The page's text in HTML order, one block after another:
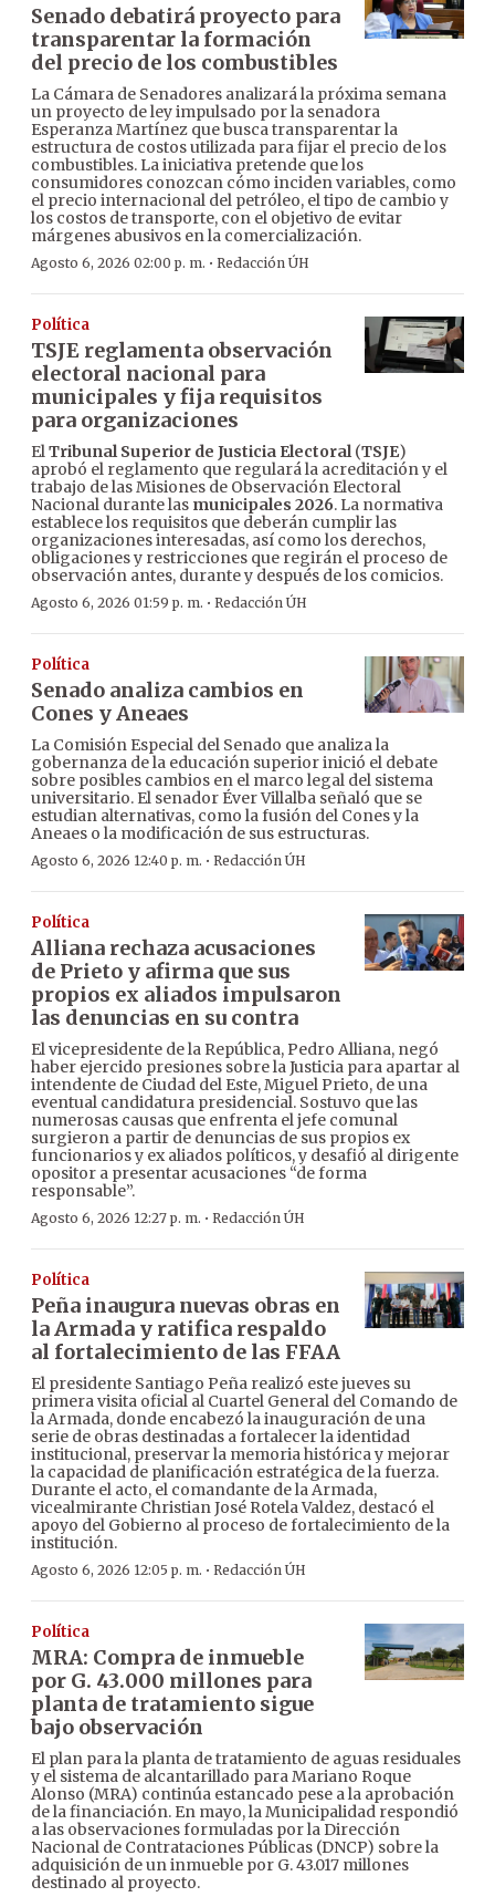
Senado debatirá proyecto para
transparentar la formación
del precio de los combustibles
La Cámara de Senadores analizará la próxima semana
un proyecto de ley impulsado por la senadora
Esperanza Martínez que busca transparentar la
estructura de costos utilizada para fijar el precio de los
combustibles. La iniciativa pretende que los
consumidores conozcan cómo inciden variables, como
el precio internacional del petróleo, el tipo de cambio y
los costos de transporte, con el objetivo de evitar
márgenes abusivos en la comercialización.
Agosto 6, 2026 02:00 p. m. · Redacción ÚH
Política
TSJE reglamenta observación
electoral nacional para
municipales y fija requisitos
para organizaciones
ElTribunal Superior de Justicia Electoral(TSJE)
aprobó el reglamento que regulará la acreditación y el
trabajo de las Misiones de Observación Electoral
Nacional durante las municipales 2026. La normativa
establece los requisitos que deberán cumplir las
organizaciones interesadas, así como los derechos,
obligaciones y restricciones que regirán el proceso de
observación antes, durante y después de los comicios.
Agosto 6, 2026 01:59 p. m. · Redacción ÚH
Política
Senado analiza cambios en
Cones y Aneaes
La Comisión Especial del Senado que analiza la
gobernanza de la educación superior inició el debate
sobre posibles cambios en el marco legal del sistema
universitario. El senador Éver Villalba señaló que se
estudian alternativas, como la fusión del Cones y la
Aneaes o la modificación de sus estructuras.
Agosto 6, 2026 12:40 p. m. · Redacción ÚH
Política
Alliana rechaza acusaciones
de Prieto y afirma que sus
propios ex aliados impulsaron
las denuncias en su contra
El vicepresidente de la República, Pedro Alliana, negó
haber ejercido presiones sobre la Justicia para apartar al
intendente de Ciudad del Este, Miguel Prieto, de una
eventual candidatura presidencial. Sostuvo que las
numerosas causas que enfrenta el jefe comunal
surgieron a partir de denuncias de sus propios ex
funcionarios y ex aliados políticos, y desafió al dirigente
opositor a presentar acusaciones “de forma
responsable”.
Agosto 6, 2026 12:27 p. m. · Redacción ÚH
Política
Peña inaugura nuevas obras en
la Armada y ratifica respaldo
al fortalecimiento de las FFAA
El presidente Santiago Peña realizó este jueves su
primera visita oficial al Cuartel General del Comando de
la Armada, donde encabezó la inauguración de una
serie de obras destinadas a fortalecer la identidad
institucional, preservar la memoria histórica y mejorar
la capacidad de planificación estratégica de la fuerza.
Durante el acto, el comandante de la Armada,
vicealmirante Christian José Rotela Valdez, destacó el
apoyo del Gobierno al proceso de fortalecimiento de la
institución.
Agosto 6, 2026 12:05 p. m. · Redacción ÚH
Política
MRA: Compra de inmueble
por G. 43.000 millones para
planta de tratamiento sigue
bajo observación
El plan para la planta de tratamiento de aguas residuales
y el sistema de alcantarillado para Mariano Roque
Alonso (MRA) continúa estancado pese a la aprobación
de la financiación. En mayo, la Municipalidad respondió
a las observaciones formuladas por la Dirección
Nacional de Contrataciones Públicas (DNCP) sobre la
adquisición de un inmueble por G. 43.017 millones
destinado al proyecto.